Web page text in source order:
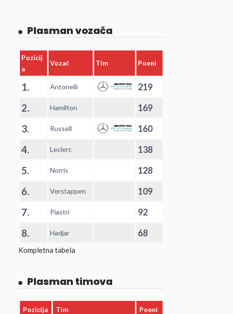
Plasman vozača
Pozicij
a
Vozač Tim Poeni
1. Antonelli 219
2. Hamilton 169
3. Russell 160
4. Leclerc 138
5. Norris 128
6. Verstappen 109
7. Piastri 92
8. Hadjar 68
Kompletna tabela
Plasman timova
Pozicija Tim Poeni